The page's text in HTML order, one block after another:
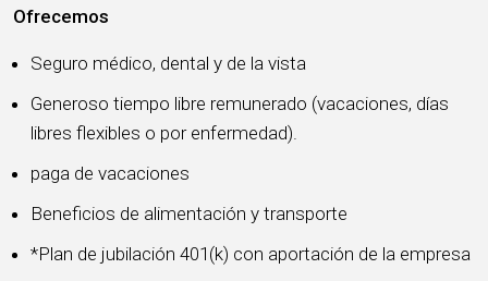
Ofrecemos
Seguro médico, dental y de la vista
Generoso tiempo libre remunerado (vacaciones, días
libres flexibles o por enfermedad).
paga de vacaciones
Beneficios de alimentación y transporte
*Plan de jubilación 401(k) con aportación de la empresa